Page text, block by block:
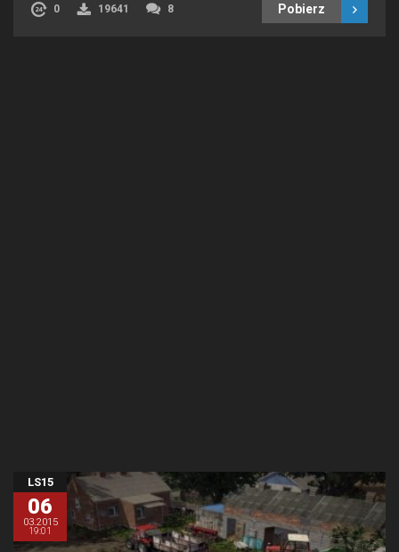
0 19641 8 Pobierz
LS15
06
03.2015
19:01